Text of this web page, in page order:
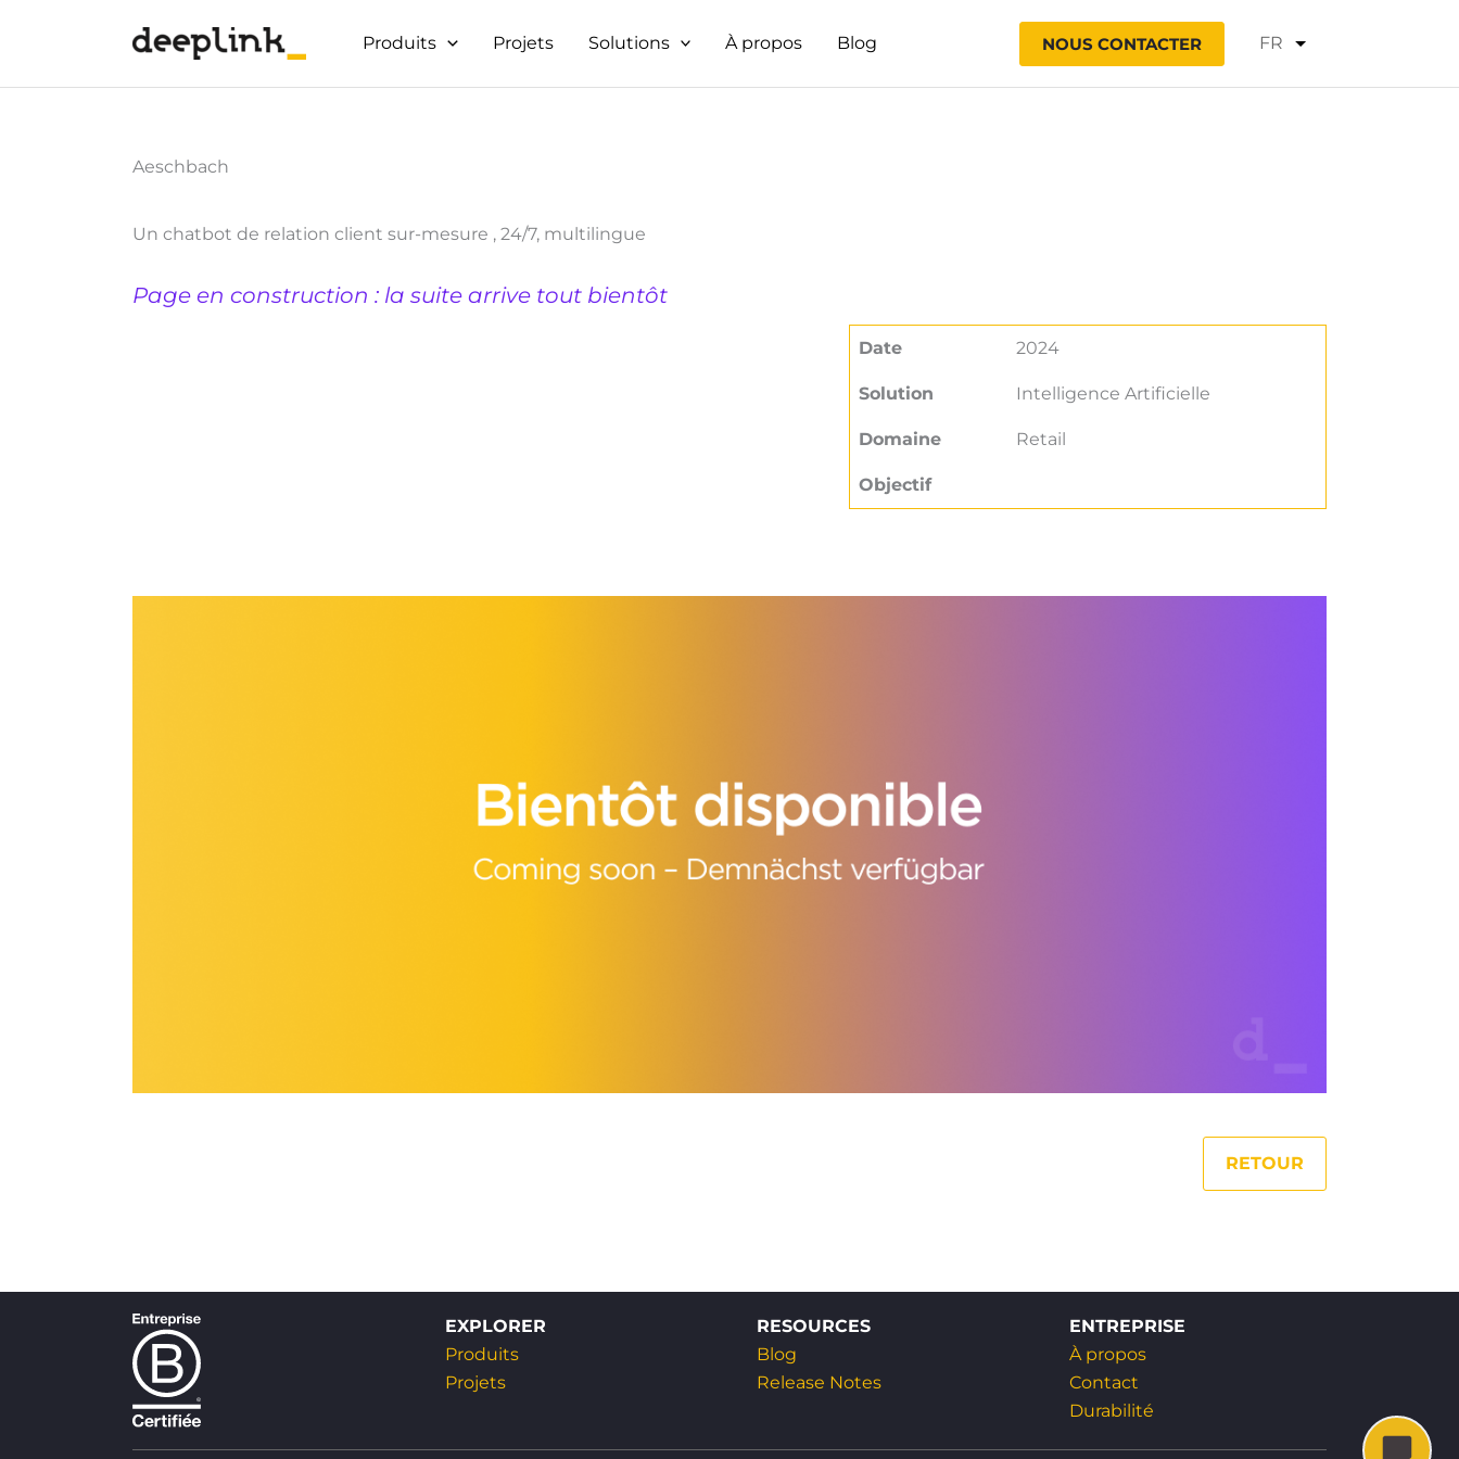
Produits Projets Solutions À propos Blog NOUS CONTACTER
langue
Aeschbach
Un chatbot de relation client sur-mesure , 24/7, multilingue
Page en construction : la suite arrive tout bientôt
Date 2024
Solution Intelligence Artificielle
Domaine Retail
Objectif
RETOUR
EXPLORER
Produits
Projets
RESOURCES
Blog
Release Notes
ENTREPRISE
À propos
Contact
Durabilité